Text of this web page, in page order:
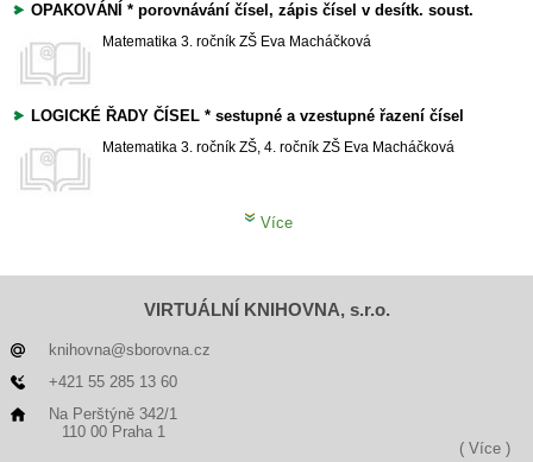
OPAKOVÁNÍ * porovnávání čísel, zápis čísel v desítk. soust.
Matematika 3. ročník ZŠ Eva Macháčková
LOGICKÉ ŘADY ČÍSEL * sestupné a vzestupné řazení čísel
Matematika 3. ročník ZŠ, 4. ročník ZŠ Eva Macháčková
Více
VIRTUÁLNÍ KNIHOVNA, s.r.o.
knihovna@sborovna.cz
+421 55 285 13 60
Na Perštýně 342/1
110 00 Praha 1
( Více )